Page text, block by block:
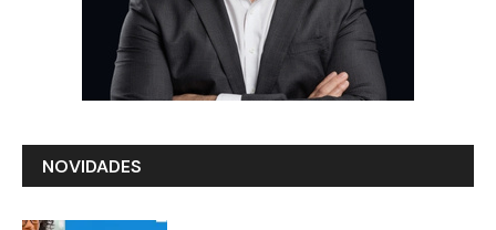
NOVIDADES